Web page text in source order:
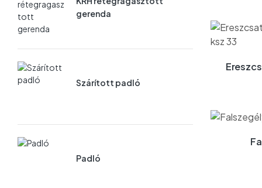
gerenda
Szárított padló
Padló